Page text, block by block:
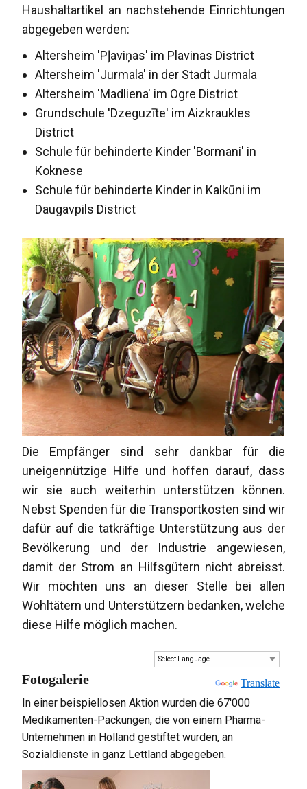
Haushaltartikel an nachstehende Einrichtungen
abgegeben werden:
Altersheim 'Pļaviņas' im Plavinas District
Altersheim 'Jurmala' in der Stadt Jurmala
Altersheim 'Madliena' im Ogre District
Grundschule 'Dzeguzīte' im Aizkraukles
District
Schule für behinderte Kinder 'Bormani' in
Koknese
Schule für behinderte Kinder in Kalkūni im
Daugavpils District
Die Empfänger sind sehr dankbar für die
uneigennützige Hilfe und hoffen darauf, dass
wir sie auch weiterhin unterstützen können.
Nebst Spenden für die Transportkosten sind wir
dafür auf die tatkräftige Unterstützung aus der
Bevölkerung und der Industrie angewiesen,
damit der Strom an Hilfsgütern nicht abreisst.
Wir möchten uns an dieser Stelle bei allen
Wohltätern und Unterstützern bedanken, welche
diese Hilfe möglich machen.
Translate
Fotogalerie
In einer beispiellosen Aktion wurden die 67'000
Medikamenten-Packungen, die von einem Pharma-
Unternehmen in Holland gestiftet wurden, an
Sozialdienste in ganz Lettland abgegeben.